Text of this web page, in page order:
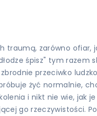
zarówno ofiar,
śpisz" tym
przeciwko
żyć normalnie,
i nikt nie wie,
go rzeczywistości.